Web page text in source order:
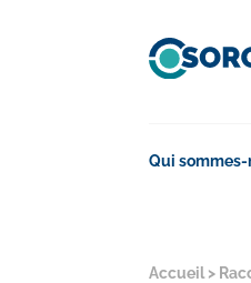
Qui sommes-
Accueil >